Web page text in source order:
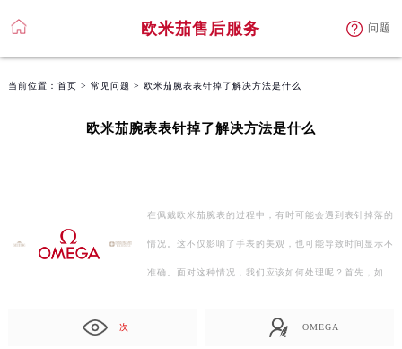
欧米茄售后服务 问题
当前位置： 首页 > 常见问题 > 欧米茄腕表表针掉了解决方法是什么
欧米茄腕表表针掉了解决方法是什么
在佩戴欧米茄腕表的过程中，有时可能会遇到表针掉落的
情况。这不仅影响了手表的美观，也可能导致时间显示不
准确。面对这种情况，我们应该如何处理呢？首先，如果
次 OMEGA